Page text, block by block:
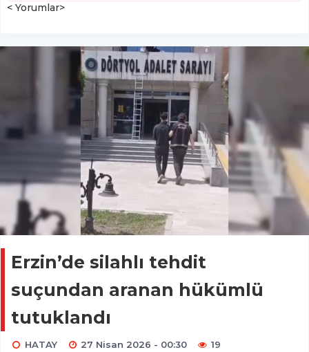
< Yorumlar>
Erzin’de silahlı tehdit
suçundan aranan hükümlü
tutuklandı
HATAY 27 Nisan 2026 - 00:30 19